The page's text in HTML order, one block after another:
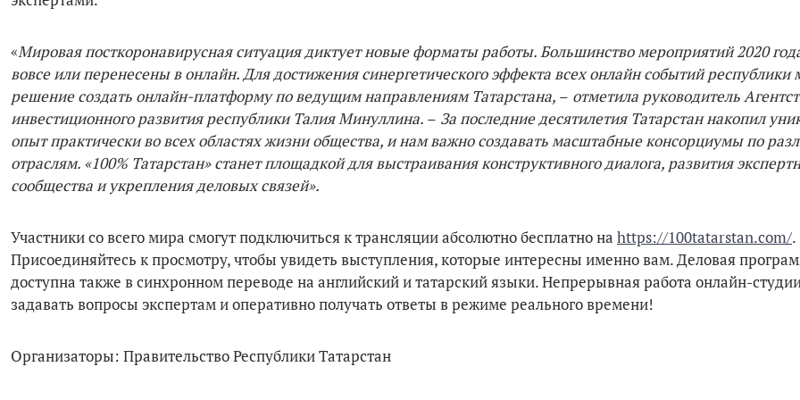
«Мировая посткоронавирусная ситуация диктует новые форматы работы. Большинство мероприятий 2020
вовсе или перенесены в онлайн. Для достижения синергетического эффекта всех онлайн событий
решение создать онлайн-платформу по ведущим направлениям Татарстана, – отметила руководитель
инвестиционного развития республики Талия Минуллина. – За последние десятилетия Татарстан накопил
опыт практически во всех областях жизни общества, и намважно создавать масштабные консорциумы по
отраслям. «100% Татарстан» станет площадкой для выстраивания конструктивного диалога, развития
сообщества и укрепления деловых связей».
Участники со всего мира смогут подключиться к трансляции абсолютно бесплатно на https://100tatarstan.com/.
Присоединяйтесь к просмотру, чтобы увидеть выступления, которые интересны именно вам. Деловая
доступна также в синхронном переводе на английский и татарский языки. Непрерывная работа онлайн-
задавать вопросы экспертам и оперативно получать ответы в режиме реального времени!
Организаторы: Правительство Республики Татарстан